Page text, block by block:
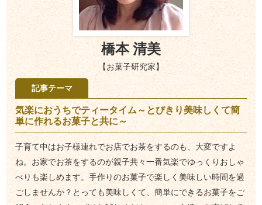
橋本 清美
【お菓子研究家】
記事テーマ
気楽におうちでティータイム～とびきり美味しくて簡
単に作れるお菓子と共に～
子育て中はお子様連れでお店でお茶をするのも、大変ですよ
ね。お家でお茶をするのが親子共々一番気楽でゆっくりおしゃ
べりも楽しめます。手作りのお菓子で楽しく美味しい時間を過
ごしませんか？とっても美味しくて、簡単にできるお菓子をご